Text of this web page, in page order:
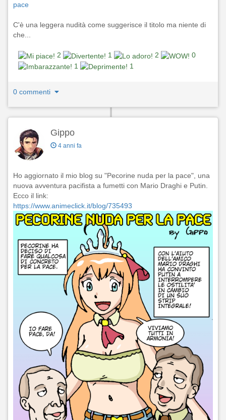
pace
C'è una leggera nudità come suggerisce il titolo ma niente di
che...
2 1 2
0
1
1
0 commenti
Gippo
4 anni fa
Ho aggiornato il mio blog su "Pecorine nuda per la pace", una
nuova avventura pacifista a fumetti con Mario Draghi e Putin.
Ecco il link:
https://www.animeclick.it/blog/735493